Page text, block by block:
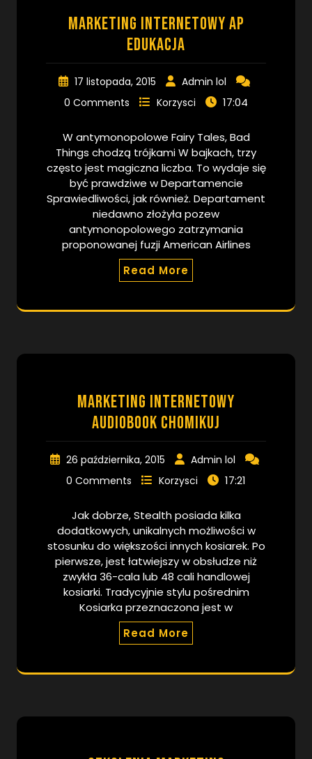
marketing internetowy ap
edukacja
17 listopada, 2015
Admin lol
0 Comments
Korzysci 17:04
W antymonopolowe Fairy Tales, Bad
Things chodzą trójkami W bajkach, trzy
często jest magiczna liczba. To wydaje się
być prawdziwe w Departamencie
Sprawiedliwości, jak również. Departament
niedawno złożyła pozew
antymonopolowego zatrzymania
proponowanej fuzji American Airlines
Read More
Marketing internetowy
audiobook chomikuj
26 października, 2015
Admin lol
0 Comments
Korzysci 17:21
Jak dobrze, Stealth posiada kilka
dodatkowych, unikalnych możliwości w
stosunku do większości innych kosiarek. Po
pierwsze, jest łatwiejszy w obsłudze niż
zwykła 36-cala lub 48 cali handlowej
kosiarki. Tradycyjnie stylu pośrednim
Kosiarka przeznaczona jest w
Read More